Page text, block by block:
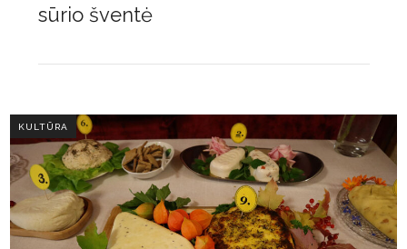
sūrio šventė
KULTŪRA